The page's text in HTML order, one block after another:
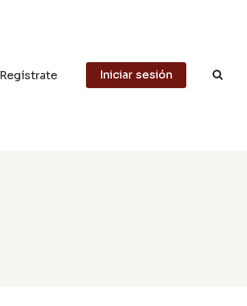
Regístrate Iniciar sesión